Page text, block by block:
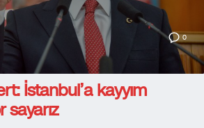
0
İstanbul’a kayyım
sayarız